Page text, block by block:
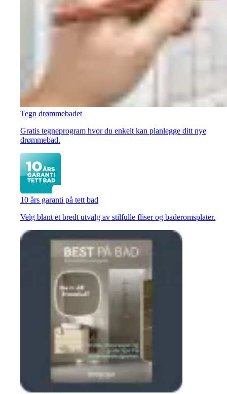
Tegn drømmebadet
Gratis tegneprogram hvor du enkelt kan planlegge ditt nye
drømmebad.
10 års garanti på tett bad
Velg blant et bredt utvalg av stilfulle fliser og baderomsplater.